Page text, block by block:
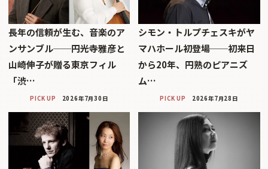
長年の信頼が生む、音楽のア
ンサンブル──円光寺雅彦と
山崎伸子が贈る東京フィル
「渋…
PICK UP 2026年7月30日
シモン・トルプチェスキがヤ
マハホール初登場──初来日
から20年、円熟のピアニズ
ム…
PICK UP 2026年7月28日